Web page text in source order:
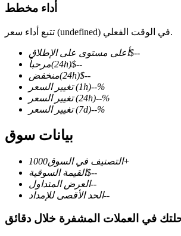
العقود الآجلة لـ COIN-M
العقود الآجلة للعملات المشفرة
TradFi
الأجنبية والمعادن الثمينة والسلع
أداء مخطط
تتبع أداء سعر (undefined) في الوقت الفعلي.
أعلى مستوى على الإطلاق$--
مرحباً
(24h)$--
منخفض
(24h)$--
تغيير السعر
(1h)--%
تغيير السعر
(24h)--%
تغيير السعر
(7d)--%
بيانات سوق
التصنيف في السوق1000+
القيمة السوقية$--
العرض المتداول--
الحد الأقصى للإمداد--
في العملات المشفرة خلال دقائق